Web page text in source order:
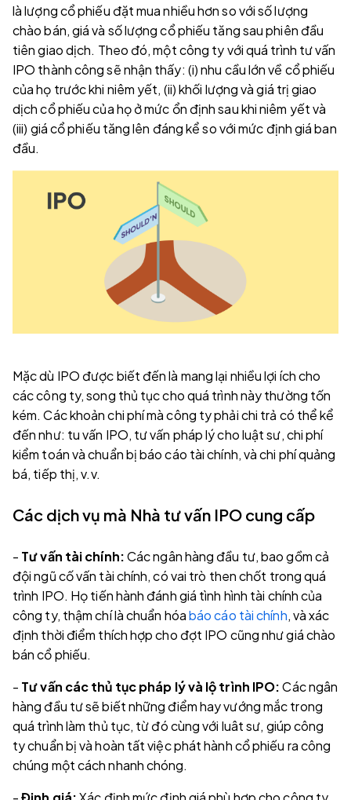
là lượng cổ phiếu đặt mua nhiều hơn so với số lượng
chào bán, giá và số lượng cổ phiếu tăng sau phiên đầu
tiên giao dịch. Theo đó, một công ty với quá trình tư vấn
IPO thành công sẽ nhận thấy: (i) nhu cầu lớn về cổ phiếu
của họ trước khi niêm yết, (ii) khối lượng và giá trị giao
dịch cổ phiếu của họ ở mức ổn định sau khi niêm yết và
(iii) giá cổ phiếu tăng lên đáng kể so với mức định giá ban
đầu.
Mặc dù IPO được biết đến là mang lại nhiều lợi ích cho
các công ty, song thủ tục cho quá trình này thường tốn
kém. Các khoản chi phí mà công ty phải chi trả có thể kể
đến như: tu vấn IPO, tư vấn pháp lý cho luật sư, chi phí
kiểm toán và chuẩn bị báo cáo tài chính, và chi phí quảng
bá, tiếp thị, v.v.
Các dịch vụ mà Nhà tư vấn IPO cung cấp
- Tư vấn tài chính:Các ngân hàng đầu tư, bao gồm cả
đội ngũ cố vấn tài chính, có vai trò then chốt trong quá
trình IPO. Họ tiến hành đánh giá tình hình tài chính của
công ty, thậm chí là chuẩn hóabáo cáo tài chính, và xác
định thời điểm thích hợp cho đợt IPO cũng như giá chào
bán cổ phiếu.
- Tư vấn các thủ tục pháp lý và lộ trình IPO:Các ngân
hàng đầu tư sẽ biết những điểm hay vướng mắc trong
quá trình làm thủ tục, từ đó cùng với luât sư, giúp công
ty chuẩn bị và hoàn tất việc phát hành cổ phiếu ra công
chúng một cách nhanh chóng.